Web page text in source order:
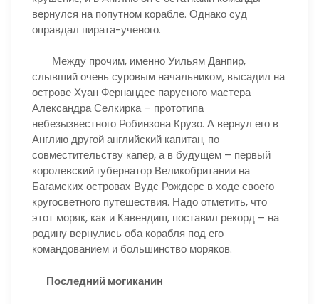
вернулся на попутном корабле. Однако суд
оправдал пирата-ученого.
Между прочим, именно Уильям Данпир,
слывший очень суровым начальником, высадил на
острове Хуан Фернандес парусного мастера
Александра Селкирка – прототипа
небезызвестного Робинзона Крузо. А вернул его в
Англию другой английский капитан, по
совместительству капер, а в будущем – первый
королевский губернатор Великобритании на
Багамских островах Вудс Рождерс в ходе своего
кругосветного путешествия. Надо отметить, что
этот моряк, как и Кавендиш, поставил рекорд – на
родину вернулись оба корабля под его
командованием и большинство моряков.
Последний могиканин